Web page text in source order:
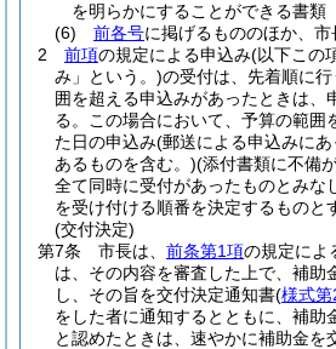
を明らかにすることができる書類
(6)
前各号に掲げるもののほか、
2
前項の規定による申込み(以下この
み」という。)の受付は、先着順に
囲を超える申込みがあったときは、
る。
この場合において、予算の範囲
た日の申込み(郵送による申込みに
あるものを含む。)(添付書類に不備
全て同時に受付があったものとみな
を受け付ける順番を決定するものと
(交付決定)
第7条
市長は、 前条第1項の規定によ
は、その内容を審査した上で、補助
し、その旨を交付決定通知書(様式第
をした者に通知するとともに、補助
と認めたときは、速やかに補助金を